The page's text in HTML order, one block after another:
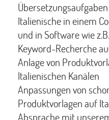
Italienische in einem
und in Software wie
Keyword-Recherche
Anlage von
Italienischen Kanälen
Anpassungen von
Produktvorlagen auf
Absprache mit